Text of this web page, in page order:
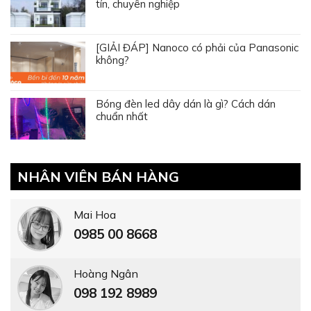
tín, chuyên nghiệp
[GIẢI ĐÁP] Nanoco có phải của Panasonic
không?
Bóng đèn led dây dán là gì? Cách dán
chuẩn nhất
NHÂN VIÊN BÁN HÀNG
Mai Hoa
0985 00 8668
Hoàng Ngân
098 192 8989